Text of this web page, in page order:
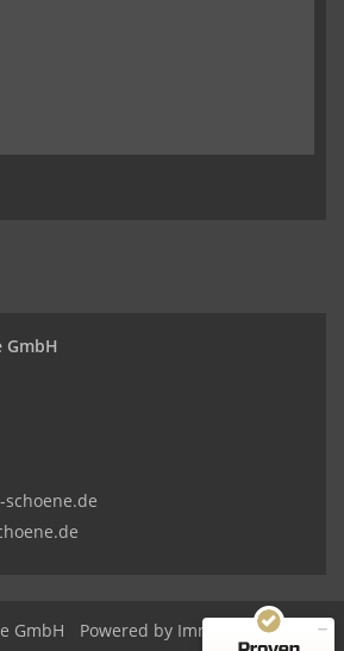
GmbH
GmbH Powered by Immonia GmbH
MANGELHAFT